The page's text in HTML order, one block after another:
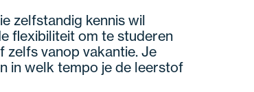
zelfstandig kennis wil
flexibiliteit om te studeren
zelfs vanop vakantie. Je
in welk tempo je de leerstof